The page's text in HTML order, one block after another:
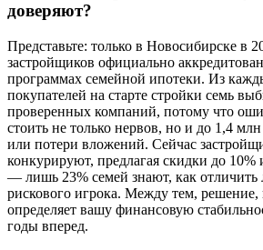
доверяют?
Представьте: только в Новосибирске в
застройщиков официально
программах семейной ипотеки. Из
покупателей на старте стройки семь
проверенных компаний, потому что
стоить не только нервов, но и до 1,4
или потери вложений. Сейчас
конкурируют, предлагая скидки до
— лишь 23% семей знают, как отличить
рискового игрока. Между тем, решение,
определяет вашу финансовую
годы вперед.